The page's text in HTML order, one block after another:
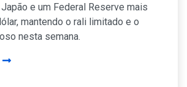
e um Federal Reserve mais
mantendo o rali limitado e o
nesta semana.